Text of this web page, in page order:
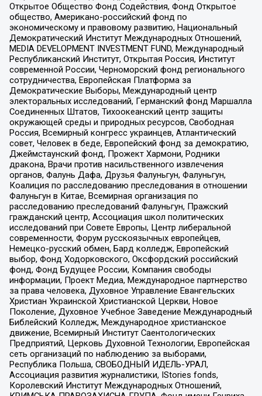
Открытое Общество Фонд Содействия, Фонд Открытое
общество, Американо-российский фонд по
экономическому и правовому развитию, Национальный
Демократический Институт Международных Отношений,
MEDIA DEVELOPMENT INVESTMENT FUND, Международный
Республиканский Институт, Открытая Россия, Институт
современной России, Черноморский фонд регионального
сотрудничества, Европейская Платформа за
Демократические Выборы, Международный центр
электоральных исследований, Германский фонд Маршалла
Соединенных Штатов, Тихоокеанский центр защиты
окружающей среды и природных ресурсов, Свободная
Россия, Всемирный конгресс украинцев, Атлантический
совет, Человек в беде, Европейский фонд за демократию,
Джеймстаунский фонд, Прожект Хармони, Родники
дракона, Врачи против насильственного извлечения
органов, Фалунь Дафа, Друзья Фалуньгун, Фалуньгун,
Коалиция по расследованию преследования в отношении
Фалуньгун в Китае, Всемирная организация по
расследованию преследований Фалуньгун, Пражский
гражданский центр, Ассоциация школ политических
исследований при Совете Европы, Центр либеральной
современности, Форум русскоязычных европейцев,
Немецко-русский обмен, Бард колледж, Европейский
выбор, Фонд Ходорковского, Оксфордский российский
фонд, Фонд Будущее России, Компания свободы
информации, Проект Медиа, Международное партнерство
за права человека, Духовное Управление Евангельских
Христиан Украинской Христианской Церкви, Новое
Поколение, Духовное Учебное Заведение Международный
Библейский Колледж, Международное христианское
движение, Всемирный Институт Саентологических
Предприятий, Церковь Духовной Технологии, Европейская
сеть организаций по наблюдению за выборами,
Республика Польша, СВОБОДНЫЙ ИДЕЛЬ-УРАЛ,
Ассоциация развития журналистики, IStories fonds,
Королевский Институт Международных Отношений,